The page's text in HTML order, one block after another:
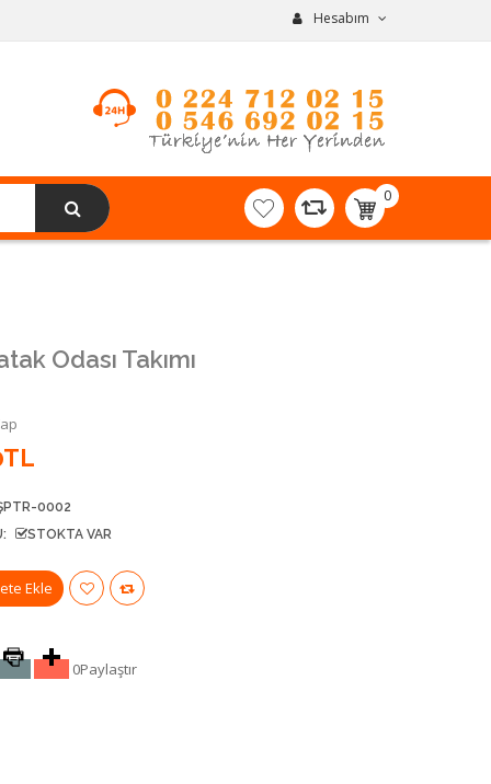
Hesabım
0
item(s)
-
Odası Takımı
0002
STOKTA VAR
0Paylaştır